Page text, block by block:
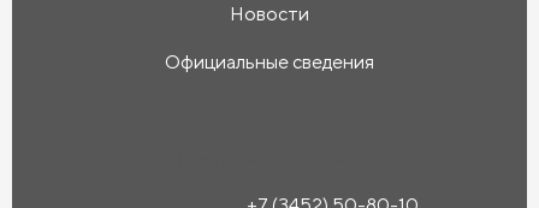
Новости
Официальные сведения